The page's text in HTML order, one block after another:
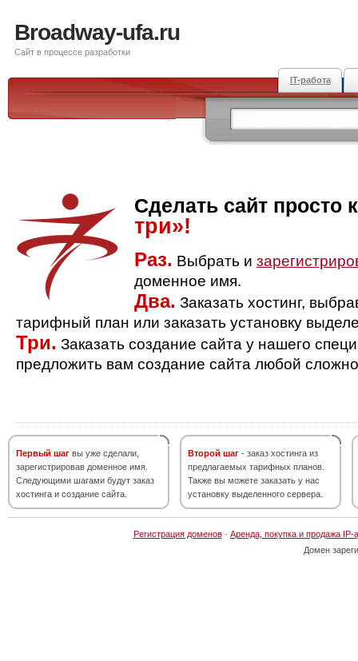
Broadway-ufa.ru
Сайт в процессе разработки
IT-работа
Сделать сайт просто
три»!
Раз. Выбрать и
доменное имя.
Два. Заказать хостинг,
тарифный план или заказать установку
Три. Заказать создание сайта у нашего
предложить вам создание сайта любой
Первый шаг вы уже сделали,
зарегистрировав доменное имя.
Следующими шагами будут заказ
хостинга и создание сайта.
Второй шаг - заказ хостинга из
предлагаемых тарифных планов.
Также вы можете заказать у нас
установку выделенного сервера.
Регистрация доменов· Аренда, покупка и продажа IP-
Домен